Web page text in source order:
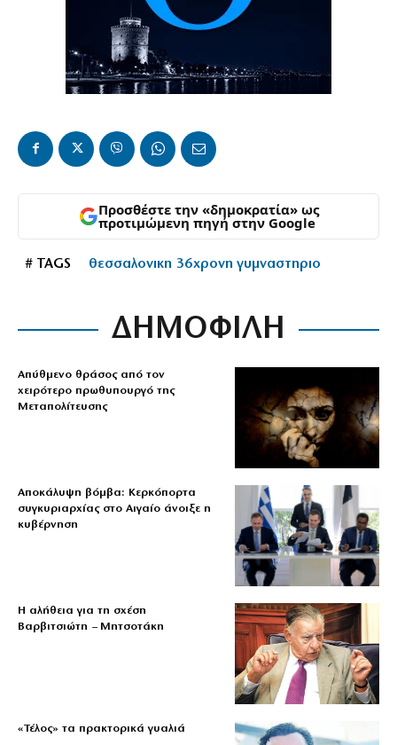
Προσθέστε την «δημοκρατία» ως
προτιμώμενη πηγή στην Google
# TAGS θεσσαλονικη 36χρονη γυμναστηριο
ΔΗΜΟΦΙΛΗ
Απύθμενο θράσος από τον
χειρότερο πρωθυπουργό της
Μεταπολίτευσης
Αποκάλυψη βόμβα: Κερκόπορτα
συγκυριαρχίας στο Αιγαίο άνοιξε η
κυβέρνηση
Η αλήθεια για τη σχέση
Βαρβιτσιώτη – Μητσοτάκη
«Τέλος» τα πρακτορικά γυαλιά